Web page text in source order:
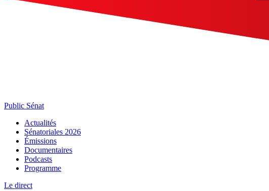
Public Sénat
Actualités
Sénatoriales 2026
Émissions
Documentaires
Podcasts
Programme
Le direct